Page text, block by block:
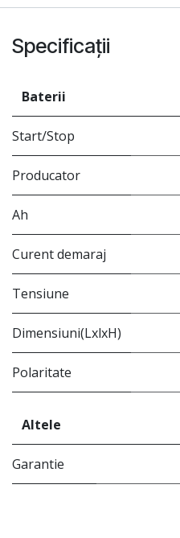
Specificații
Baterii
Start/Stop
Producator
Ah
Curent demaraj
Tensiune
Dimensiuni(LxlxH)
Polaritate
Altele
Garantie